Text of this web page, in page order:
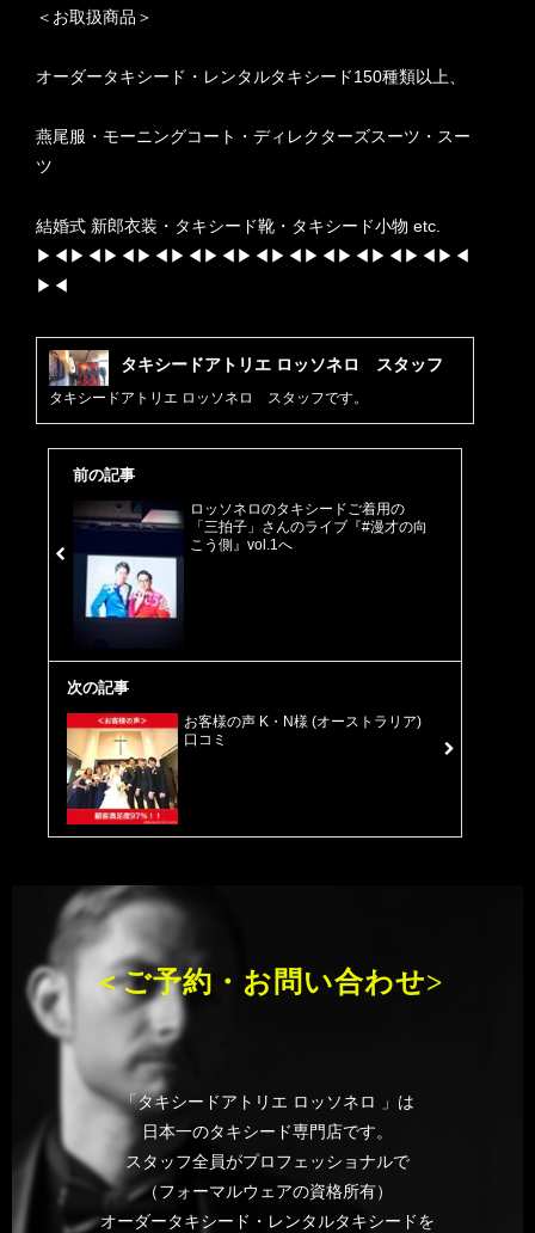
＜お取扱商品＞
オーダータキシード・レンタルタキシード150種類以上、
燕尾服・モーニングコート・ディレクターズスーツ・スー
ツ
結婚式 新郎衣装・タキシード靴・タキシード小物 etc.
▶︎◀︎▶︎◀︎▶︎◀︎▶︎◀︎▶︎◀︎▶︎◀︎▶︎◀︎▶︎◀︎▶︎◀︎▶︎◀︎▶︎◀︎▶︎◀︎▶︎◀︎
▶︎◀︎
タキシードアトリエ ロッソネロ スタッフ
タキシードアトリエ ロッソネロ スタッフです。
前の記事
ロッソネロのタキシードご着用の
「三拍子」さんのライブ『#漫才の向
こう側』vol.1へ
次の記事
お客様の声 K・N様 (オーストラリア)
口コミ
＜ご予約・お問い合わせ>
「タキシードアトリエ ロッソネロ 」は
日本一のタキシード専門店です。
スタッフ全員がプロフェッショナルで
（フォーマルウェアの資格所有）
オーダータキシード・レンタルタキシードを